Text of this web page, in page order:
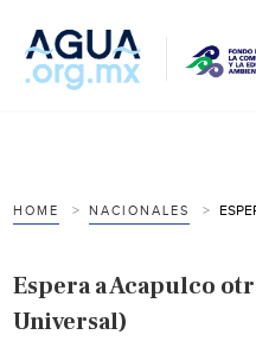
HOME NACIONALES
Espera a Acapulco
Universal)